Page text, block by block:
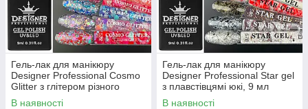
Гель-лак для манікюру
Designer Professional Cosmo
Glitter з глітером різного
розміру, 9 мл
В наявності
Гель-лак для манікюру
Designer Professional Star gel
з плавстівцямі юкі, 9 мл
В наявності